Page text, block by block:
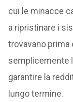
cui le minacce
a ripristinare i
trovavano prima
semplicemente
garantire la
lungo termine.